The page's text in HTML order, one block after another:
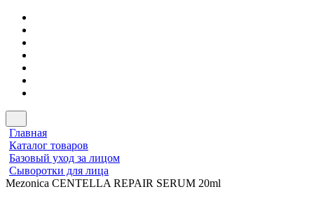
Главная
Каталог товаров
Базовый уход за лицом
Сыворотки для лица
Mezonica CENTELLA REPAIR SERUM 20ml